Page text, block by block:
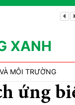
Tp.
XANH
MÔI TRƯỜNG
ứng